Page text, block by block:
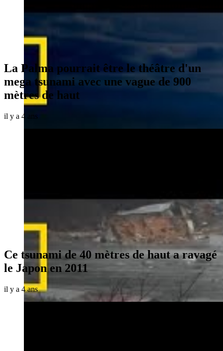
La Palma pourrait être le théâtre d'un
mega tsunami avec une vague de 900
mètres de haut
il y a 4 ans
Ce tsunami de 40 mètres de haut a ravagé
le Japon en 2011
il y a 4 ans